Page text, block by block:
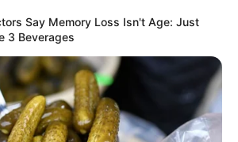
Say Memory Loss Isn't Age: Just
3 Beverages